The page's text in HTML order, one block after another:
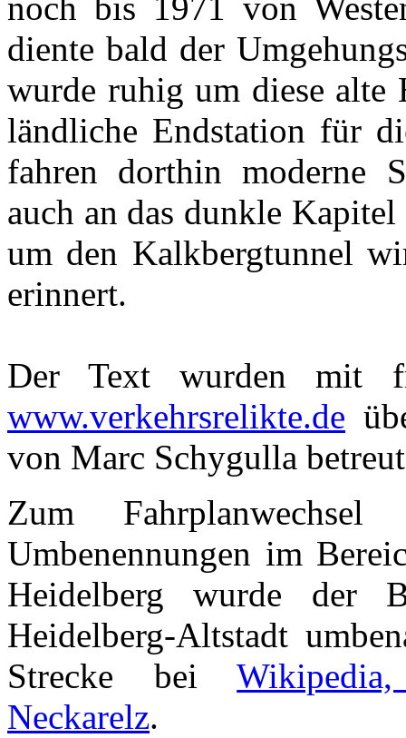
noch bis 1971 von
diente bald der
wurde ruhig um diese alte
ländliche Endstation für
fahren dorthin moderne
auch an das dunkle
um den Kalkbergtunnel
erinnert.
Der Text wurden mit
www.verkehrsrelikte.de
von Marc Schygulla
Zum
Umbenennungen im
Heidelberg wurde der
Heidelberg-Altstadt
Strecke bei
Neckarelz.